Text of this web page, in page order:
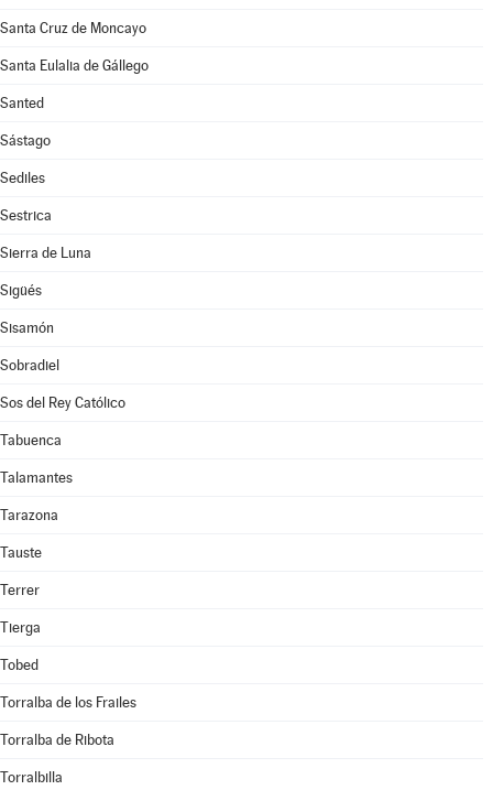
Santa Cruz de Moncayo
Santa Eulalia de Gállego
Santed
Sástago
Sediles
Sestrica
Sierra de Luna
Sigüés
Sisamón
Sobradiel
Sos del Rey Católico
Tabuenca
Talamantes
Tarazona
Tauste
Terrer
Tierga
Tobed
Torralba de los Frailes
Torralba de Ribota
Torralbilla